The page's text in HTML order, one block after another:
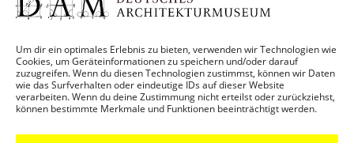
Um dir ein optimales Erlebnis zu bieten, verwenden wir Technologien wie
Cookies, um Geräteinformationen zu speichern und/oder darauf
zuzugreifen. Wenn du diesen Technologien zustimmst, können wir Daten
wie das Surfverhalten oder eindeutige IDs auf dieser Website
verarbeiten. Wenn du deine Zustimmung nicht erteilst oder zurückziehst,
können bestimmte Merkmale und Funktionen beeinträchtigt werden.
Ausstellung 23. bis 27.09.2024 von 10 bis 18 Uhr und
Tapetenwerk Leipzig, Halle C01, Lützner Straße 91,
04177 Leipzig Der DAM Preis 2024 ging an GUSTAV
DÜSING & MAX HACKE für das STUDIERENDENHAUS